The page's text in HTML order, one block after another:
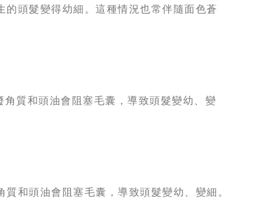
頭髮變得幼細。這種情況也常伴隨面色蒼
質和頭油會阻塞毛囊，導致頭髮變幼、變
和頭油會阻塞毛囊，導致頭髮變幼、變細。